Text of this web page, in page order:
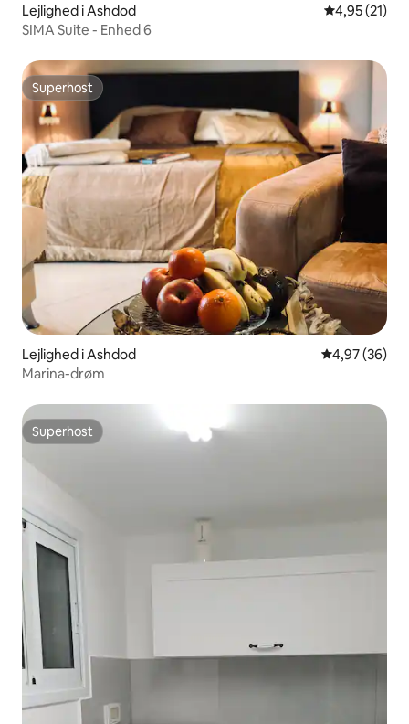
Lejlighed i Ashdod 4,95 ud af 5
4,95 (21)
SIMA Suite - Enhed 6
Superhost
Superhost
Lejlighed i Ashdod 4,97 ud af 5 i
4,97 (36)
Marina-drøm
Superhost
Superhost